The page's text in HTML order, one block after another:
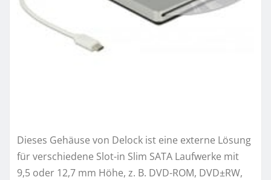
Dieses Gehäuse von Delock ist eine externe Lösung
für verschiedene Slot-in Slim SATA Laufwerke mit
9,5 oder 12,7 mm Höhe, z. B. DVD-ROM, DVD±RW,